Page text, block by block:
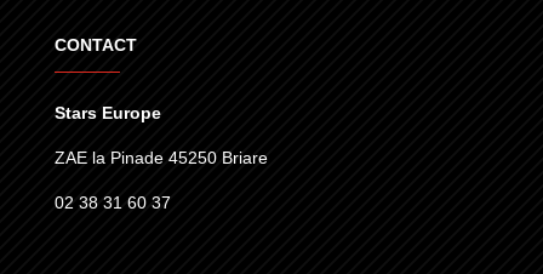
CONTACT
Stars Europe
ZAE la Pinade 45250 Briare
02 38 31 60 37